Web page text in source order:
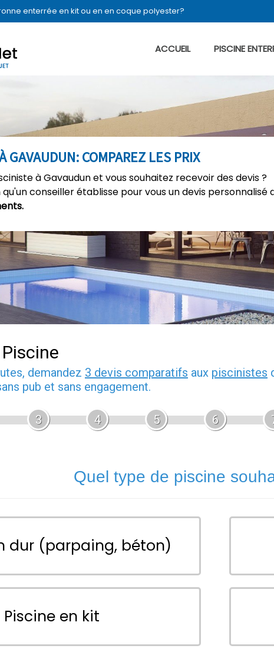
enterrée en kit ou en en coque polyester?
ACCUEIL PISCINE
GAVAUDUN: COMPAREZ LES PRIX
à Gavaudun et vous souhaitez recevoir des devis ?
qu'un conseiller établisse pour vous un devis personnalisé
demandez 3 devis comparatifs aux piscinistes
pub et sans engagement.
3 4 5 6
Quel type de piscine
dur (parpaing, béton)
Piscine en kit